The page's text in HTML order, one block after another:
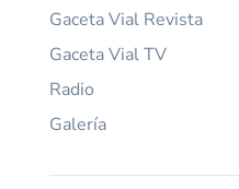
Gaceta Vial Revista
Gaceta Vial TV
Radio
Galería